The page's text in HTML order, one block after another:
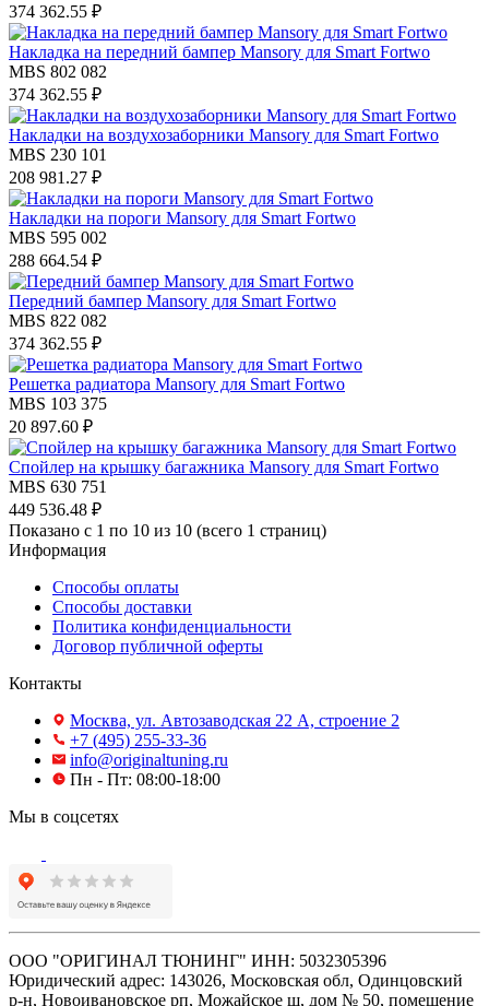
374 362.55 ₽
Накладка на передний бампер Mansory для Smart Fortwo
MBS 802 082
374 362.55 ₽
Накладки на воздухозаборники Mansory для Smart Fortwo
MBS 230 101
208 981.27 ₽
Накладки на пороги Mansory для Smart Fortwo
MBS 595 002
288 664.54 ₽
Передний бампер Mansory для Smart Fortwo
MBS 822 082
374 362.55 ₽
Решетка радиатора Mansory для Smart Fortwo
MBS 103 375
20 897.60 ₽
Спойлер на крышку багажника Mansory для Smart Fortwo
MBS 630 751
449 536.48 ₽
Показано с 1 по 10 из 10 (всего 1 страниц)
Информация
Способы оплаты
Способы доставки
Политика конфиденциальности
Договор публичной оферты
Контакты
Москва, ул. Автозаводская 22 А, строение 2
+7 (495) 255-33-36
info@originaltuning.ru
Пн - Пт: 08:00-18:00
Мы в соцсетях
ООО "ОРИГИНАЛ ТЮНИНГ" ИНН: 5032305396
Юридический адрес: 143026, Московская обл, Одинцовский
р-н, Новоивановское рп, Можайское ш, дом № 50, помещение